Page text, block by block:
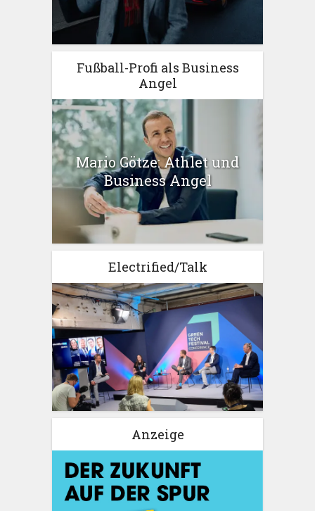
Fußball-Profi als Business
Angel
Mario Götze: Athlet und
Business Angel
Electrified/Talk
Anzeige